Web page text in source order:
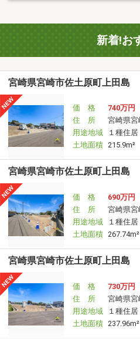
新着!お
宮崎県宮崎市佐土原町上田島
価 格
740万円
住 所
宮崎県
用途地域
１種住居
土地面積 215.9m²
宮崎県宮崎市佐土原町上田島
価 格
690万円
住 所
宮崎県
用途地域
１種住居
土地面積 267.74m²
宮崎県宮崎市佐土原町上田島
価 格
730万円
住 所
宮崎県
用途地域
１種住居
土地面積 237.96m²